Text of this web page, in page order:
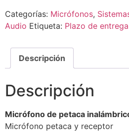
Categorías: Micrófonos,
Audio Etiqueta: Plazo de
Descripción
Descripción
Micrófono de petaca
Micrófono petaca y receptor